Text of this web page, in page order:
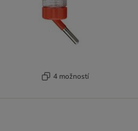
4 možností